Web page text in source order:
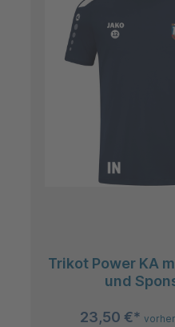
Trikot Power KA
und
23,50 €*